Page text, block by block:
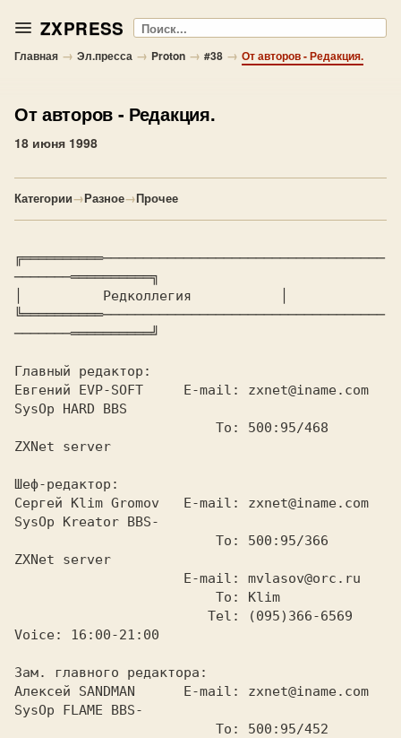
ZXPRESS Поиск
Главная → Эл.пресса → Proton → #38 → От авторов - Редакция.
От авторов- Редакция.
18 июня 1998
Категории→Разное→Прочее
╔══════════───────────────────────────────────
───────══════════╗
         Редколлегия
╚══════════───────────────────────────────────
───────══════════╝
Главный редактор:
Евгений EVP-SOFT     E-mail: zxnet@iname.com
SysOp HARD BBS
ZXNet server
Шеф-редактор:
Сергей Klim Gromov   E-mail: zxnet@iname.com
SysOp Kreator BBS-
ZXNet server
Voice: 16:00-21:00
Зам. главного редактора:
Алексей SANDMAN      E-mail: zxnet@iname.com
SysOp FLAME BBS-